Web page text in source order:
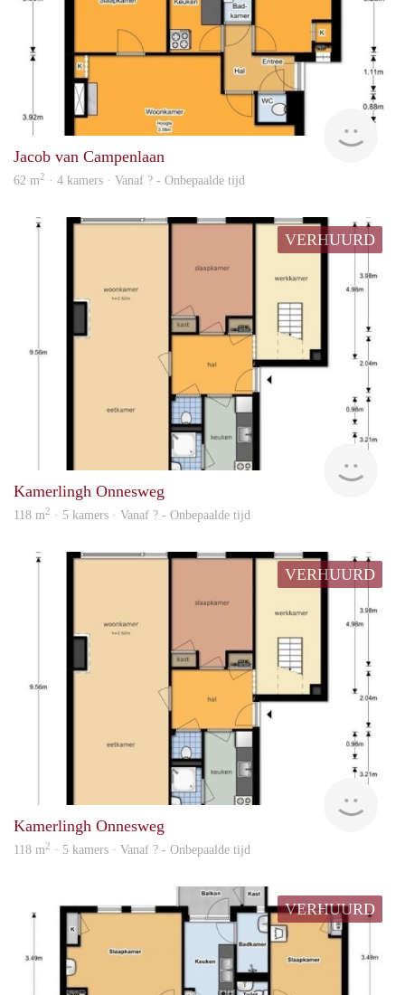
Jacob van Campenlaan
62 m2 · 4 kamers · Vanaf ? - Onbepaalde tijd
VERHUURD
Kamerlingh Onnesweg
118 m2 · 5 kamers · Vanaf ? - Onbepaalde tijd
VERHUURD
Kamerlingh Onnesweg
118 m2 · 5 kamers · Vanaf ? - Onbepaalde tijd
VERHUURD